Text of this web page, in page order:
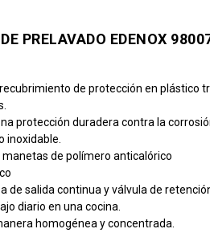
PRELAVADO EDENOX
de protección en plástico
protección duradera contra la
inoxidable.
de polímero anticalórico
de salida continua y válvula de
diario en una cocina.
homogénea y concentrada.